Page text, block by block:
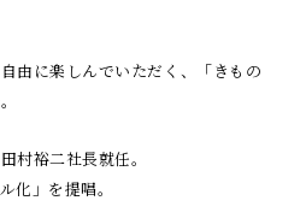
由に楽しんでいただく、「きもの
村裕二社長就任。
化」を提唱。